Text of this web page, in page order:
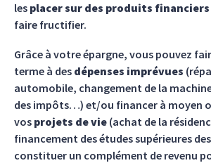
les placer sur des produits financiers
faire fructifier.
Grâce à votre épargne, vous pouvez
terme à des dépenses imprévues
automobile, changement de la
des impôts…) et/ou financer à moyen
vos projets de vie (achat de la
financement des études supérieures
constituer un complément de revenu